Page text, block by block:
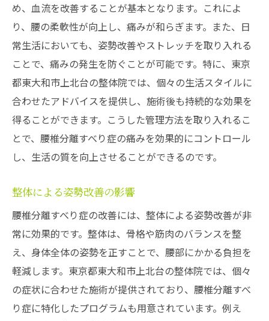
め、血流を改善することが基本となります。これによ
り、腰の柔軟性が向上し、痛みが和らぎます。また、日
常生活においても、姿勢改善やストレッチを取り入れる
ことで、痛みの発生を防ぐことが可能です。特に、東京
都東大和市上北台の整体院では、個々の生活スタイルに
合わせたアドバイスを提供し、施術後も持続的な効果を
得ることができます。こうした管理方法を取り入れるこ
とで、腰椎分離すべり症の痛みを効果的にコントロール
し、生活の質を向上させることができるのです。
整体による姿勢改善の影響
腰椎分離すべり症の改善には、整体による姿勢改善が非
常に効果的です。整体は、骨格や筋肉のバランスを整
え、身体全体の姿勢を正すことで、腰部にかかる負担を
軽減します。東京都東大和市上北台の整体院では、個々
の症状に合わせた施術が提供されており、腰椎分離すべ
り症に特化したプログラムも用意されています。例え